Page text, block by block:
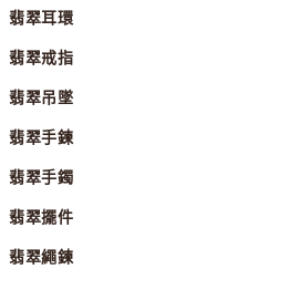
翡翠耳環
翡翠戒指
翡翠吊墜
翡翠手鍊
翡翠手鐲
翡翠擺件
翡翠繩鍊